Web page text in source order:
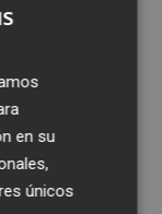
en su
únicos